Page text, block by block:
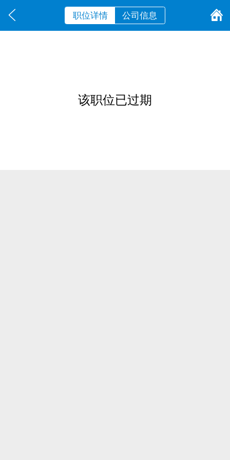
职位详情 公司信息
该职位已过期